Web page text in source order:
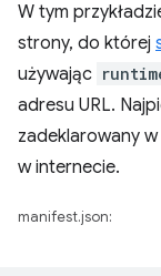
W tym
strony, do której
używając
adresu URL.
zadeklarowany
w internecie.
manifest.json: